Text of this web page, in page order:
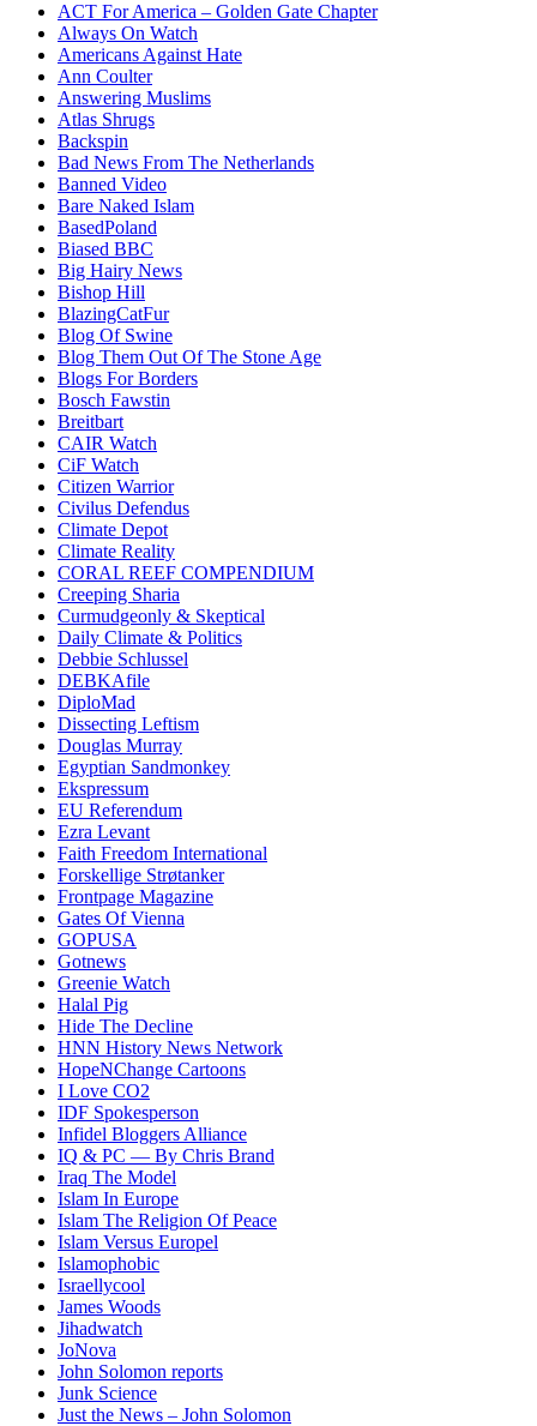
ACT For America – Golden Gate Chapter
Always On Watch
Americans Against Hate
Ann Coulter
Answering Muslims
Atlas Shrugs
Backspin
Bad News From The Netherlands
Banned Video
Bare Naked Islam
BasedPoland
Biased BBC
Big Hairy News
Bishop Hill
BlazingCatFur
Blog Of Swine
Blog Them Out Of The Stone Age
Blogs For Borders
Bosch Fawstin
Breitbart
CAIR Watch
CiF Watch
Citizen Warrior
Civilus Defendus
Climate Depot
Climate Reality
CORAL REEF COMPENDIUM
Creeping Sharia
Curmudgeonly & Skeptical
Daily Climate & Politics
Debbie Schlussel
DEBKAfile
DiploMad
Dissecting Leftism
Douglas Murray
Egyptian Sandmonkey
Ekspressum
EU Referendum
Ezra Levant
Faith Freedom International
Forskellige Strøtanker
Frontpage Magazine
Gates Of Vienna
GOPUSA
Gotnews
Greenie Watch
Halal Pig
Hide The Decline
HNN History News Network
HopeNChange Cartoons
I Love CO2
IDF Spokesperson
Infidel Bloggers Alliance
IQ & PC — By Chris Brand
Iraq The Model
Islam In Europe
Islam The Religion Of Peace
Islam Versus Europel
Islamophobic
Israellycool
James Woods
Jihadwatch
JoNova
John Solomon reports
Junk Science
Just the News – John Solomon